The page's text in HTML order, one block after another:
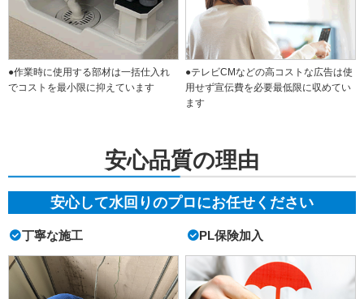
●作業時に使用する部材は一括仕入れ
でコストを最小限に抑えています
●テレビCMなどの高コストな広告は使
用せず宣伝費を必要最低限に収めてい
ます
安心品質の理由
安心して水回りのプロにお任せください
丁寧な施工 PL保険加入